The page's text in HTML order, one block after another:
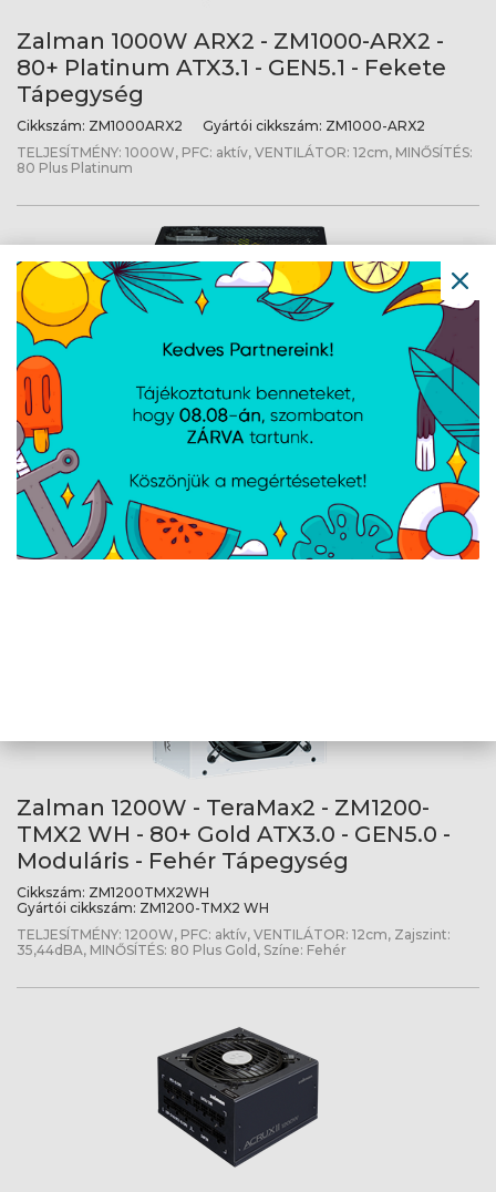
Zalman 1000W ARX2 - ZM1000-ARX2 -
80+ Platinum ATX3.1 - GEN5.1 - Fekete
Tápegység
Cikkszám: ZM1000ARX2 Gyártói cikkszám: ZM1000-ARX2
TELJESÍTMÉNY: 1000W, PFC: aktív, VENTILÁTOR: 12cm, MINŐSÍTÉS:
80 Plus Platinum
Zalman 1200W - TeraMax2 - ZM1200-
TMX2 - 80+ Gold ATX3.0 - GEN5.0 -
Moduláris - Fekete Tápegység
Cikkszám:ZM1200TMX2
ZM1200-TMX2
TELJESÍTMÉNY: 1200W, PFC: aktív, VENTILÁTOR: 12cm, Zajszint:
35,44 dBA, MINŐSÍTÉS: 80 Plus Gold, Színe: Fekete
Zalman 1200W - TeraMax2 - ZM1200-
TMX2 WH - 80+ Gold ATX3.0 - GEN5.0 -
Moduláris - Fehér Tápegység
Cikkszám: ZM1200TMX2WH
Gyártói cikkszám: ZM1200-TMX2 WH
TELJESÍTMÉNY: 1200W, PFC: aktív, VENTILÁTOR: 12cm, Zajszint:
35,44dBA, MINŐSÍTÉS: 80 Plus Gold, Színe: Fehér